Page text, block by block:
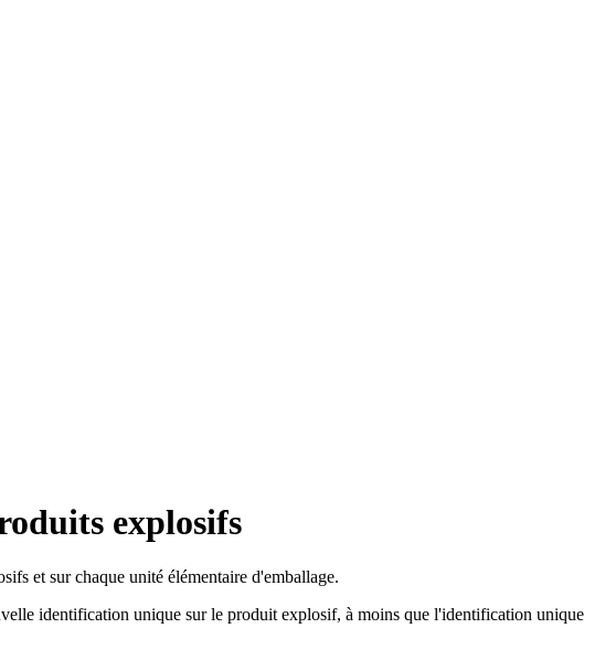
explosifs
et sur chaque unité élémentaire d'emballage.
identification unique sur le produit explosif, à moins que l'identification unique